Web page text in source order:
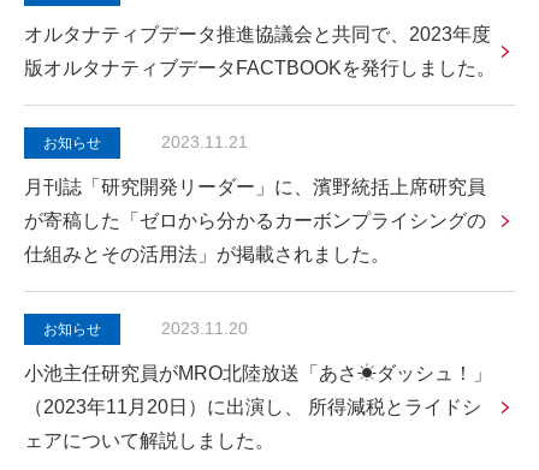
オルタナティブデータ推進協議会と共同で、2023年度
版オルタナティブデータFACTBOOKを発行しました。
お知らせ 2023.11.21
月刊誌「研究開発リーダー」に、濱野統括上席研究員
が寄稿した「ゼロから分かるカーボンプライシングの
仕組みとその活用法」が掲載されました。
お知らせ 2023.11.20
小池主任研究員がMRO北陸放送「あさ☀ダッシュ！」
（2023年11月20日）に出演し、 所得減税とライドシ
ェアについて解説しました。